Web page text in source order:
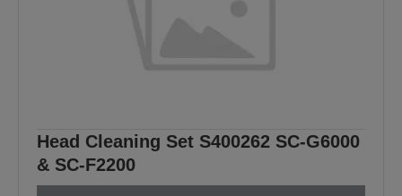
Head Cleaning Set S400262 SC-G6000
& SC-F2200